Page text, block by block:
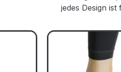
jedes Design